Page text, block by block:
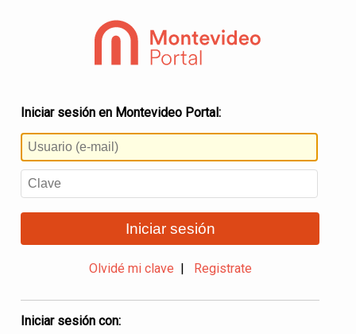
Iniciar sesión en Montevideo Portal:
Iniciar sesión
Olvidé mi clave Registrate
Iniciar sesión con: